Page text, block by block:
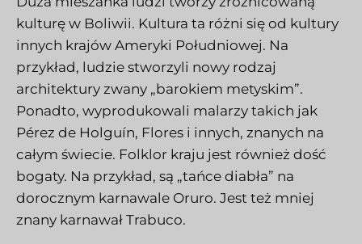
kulturę w Boliwii. Kultura ta różni się od kultury
innych krajów Ameryki Południowej. Na
przykład, ludzie stworzyli nowy rodzaj
architektury zwany „barokiem metyskim”.
Ponadto, wyprodukowali malarzy takich jak
Pérez de Holguín, Flores i innych, znanych na
całym świecie. Folklor kraju jest również dość
bogaty. Na przykład, są „tańce diabła” na
dorocznym karnawale Oruro. Jest też mniej
znany karnawał Trabuco.